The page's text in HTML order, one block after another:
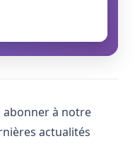
abonner à notre
actualités